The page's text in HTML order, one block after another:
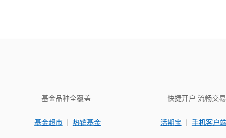
基金品种全覆盖
基金超市 | 热销基金
快捷开户 流畅交易
活期宝 | 手机客户